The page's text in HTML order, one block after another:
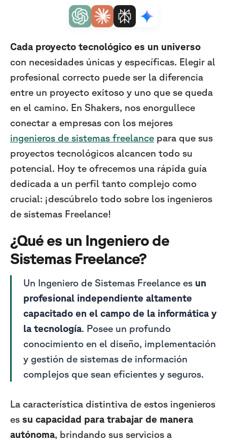
Cada proyecto tecnológico es un universo
con necesidades únicas y específicas. Elegir al
profesional correcto puede ser la diferencia
entre un proyecto exitoso y uno que se queda
en el camino. En Shakers, nos enorgullece
conectar a empresas con los mejores
ingenieros de sistemas freelance para que sus
proyectos tecnológicos alcancen todo su
potencial. Hoy te ofrecemos una rápida guía
dedicada a un perfil tanto complejo como
crucial: ¡descúbrelo todo sobre los ingenieros
de sistemas Freelance!
¿Qué es un Ingeniero de
Sistemas Freelance?
Un Ingeniero de Sistemas Freelance es un
profesional independiente altamente
capacitado en el campo de la informática y
la tecnología. Posee un profundo
conocimiento en el diseño, implementación
y gestión de sistemas de información
complejos que sean eficientes y seguros.
La característica distintiva de estos ingenieros
es su capacidad para trabajar de manera
autónoma, brindando sus servicios a